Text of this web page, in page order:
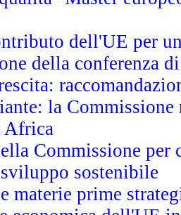
dell'UE per
della conferenza
la
Africa
Commissione
sostenibile
materie prime